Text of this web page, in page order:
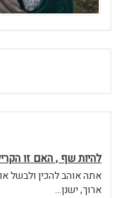
להיות שף , האם זו
אתה אוהב להכין ולבשל
ארוך, ישנן...